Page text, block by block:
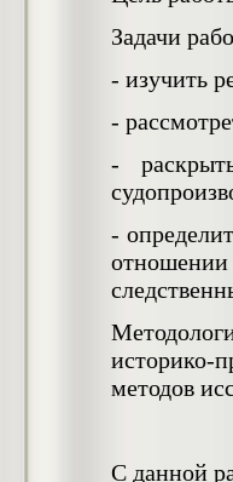
Задачи
- изучить
-
-
-
отношении
историко-
методов
С данной